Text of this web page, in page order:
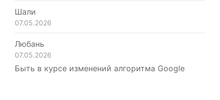
Шали
07.05.2026
Любань
07.05.2026
Быть в курсе изменений алгоритма Google